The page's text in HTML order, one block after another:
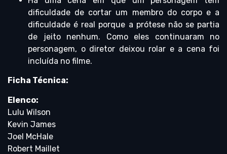
dificuldade de cortar um membro do corpo e a
dificuldade é real porque a prótese não se partia
de jeito nenhum. Como eles continuaram no
personagem, o diretor deixou rolar e a cena foi
incluída no filme.
Ficha Técnica:
Elenco:
Lulu Wilson
Kevin James
Joel McHale
Robert Maillet